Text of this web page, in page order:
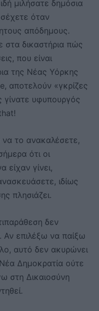
μιλήσατε δημόσια
όταν
απόδημους.
στα δικαστήρια πώς
που είναι
της Νέας Υόρκης
αποτελούν «γκρίζες
γίνατε υφυπουργός
να το ανακαλέσετε,
ότι οι
γίνει,
ιδίως
πλησιάζει.
δεν
Αν επιλέξω να παίξω
αυτό δεν ακυρώνει
Δημοκρατία ούτε
στη Δικαιοσύνη